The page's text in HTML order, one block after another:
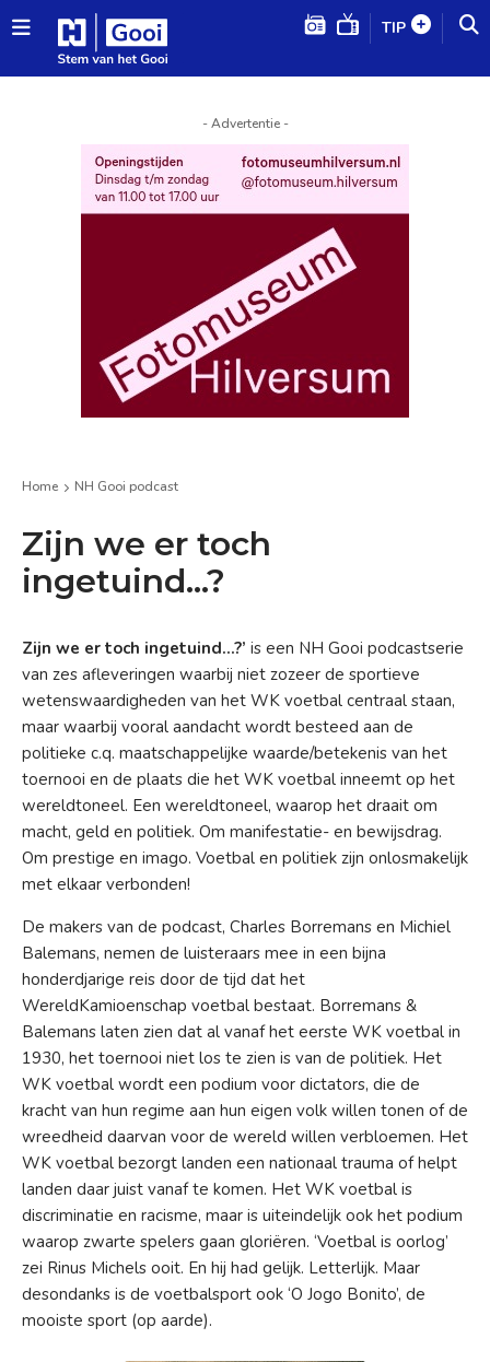
TIP
- Advertentie -
Home NH Gooi podcast
Zijn we er toch
ingetuind...?
Zijn we er toch ingetuind…?’ is een NH Gooi podcastserie
van zes afleveringen waarbij niet zozeer de sportieve
wetenswaardigheden van het WK voetbal centraal staan,
maar waarbij vooral aandacht wordt besteed aan de
politieke c.q. maatschappelijke waarde/betekenis van het
toernooi en de plaats die het WK voetbal inneemt op het
wereldtoneel. Een wereldtoneel, waarop het draait om
macht, geld en politiek. Om manifestatie- en bewijsdrag.
Om prestige en imago. Voetbal en politiek zijn onlosmakelijk
met elkaar verbonden!
De makers van de podcast, Charles Borremans en Michiel
Balemans, nemen de luisteraars mee in een bijna
honderdjarige reis door de tijd dat het
WereldKamioenschap voetbal bestaat. Borremans &
Balemans laten zien dat al vanaf het eerste WK voetbal in
1930, het toernooi niet los te zien is van de politiek. Het
WK voetbal wordt een podium voor dictators, die de
kracht van hun regime aan hun eigen volk willen tonen of de
wreedheid daarvan voor de wereld willen verbloemen. Het
WK voetbal bezorgt landen een nationaal trauma of helpt
landen daar juist vanaf te komen. Het WK voetbal is
discriminatie en racisme, maar is uiteindelijk ook het podium
waarop zwarte spelers gaan gloriëren. ‘Voetbal is oorlog’
zei Rinus Michels ooit. En hij had gelijk. Letterlijk. Maar
desondanks is de voetbalsport ook ‘O Jogo Bonito’, de
mooiste sport (op aarde).